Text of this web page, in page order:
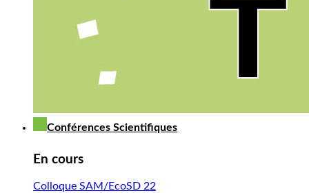
Conférences Scientifiques
En cours
Colloque SAM/EcoSD 22